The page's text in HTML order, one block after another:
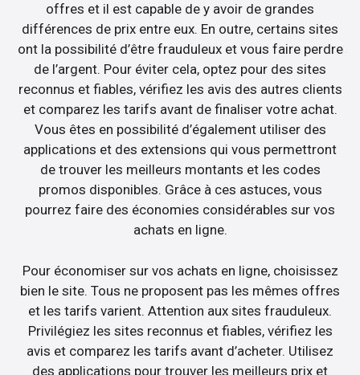
offres et il est capable de y avoir de grandes
différences de prix entre eux. En outre, certains sites
ont la possibilité d’être frauduleux et vous faire perdre
de l’argent. Pour éviter cela, optez pour des sites
reconnus et fiables, vérifiez les avis des autres clients
et comparez les tarifs avant de finaliser votre achat.
Vous êtes en possibilité d’également utiliser des
applications et des extensions qui vous permettront
de trouver les meilleurs montants et les codes
promos disponibles. Grâce à ces astuces, vous
pourrez faire des économies considérables sur vos
achats en ligne.
Pour économiser sur vos achats en ligne, choisissez
bien le site. Tous ne proposent pas les mêmes offres
et les tarifs varient. Attention aux sites frauduleux.
Privilégiez les sites reconnus et fiables, vérifiez les
avis et comparez les tarifs avant d’acheter. Utilisez
des applications pour trouver les meilleurs prix et